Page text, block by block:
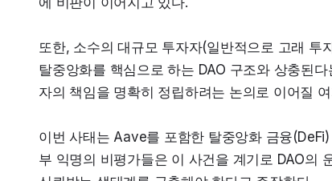
또한, 소수의 대규모 투자자(일반적으로 고래 투
탈중앙화를 핵심으로 하는 DAO 구조와 상충된
자의 책임을 명확히 정립하려는 논의로 이어질
이번 사태는 Aave를 포함한 탈중앙화 금융
부 익명의 비평가들은 이 사건을 계기로 DAO의